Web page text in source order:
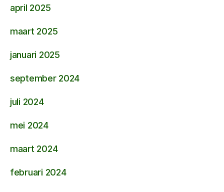
april 2025
maart 2025
januari 2025
september 2024
juli 2024
mei 2024
maart 2024
februari 2024